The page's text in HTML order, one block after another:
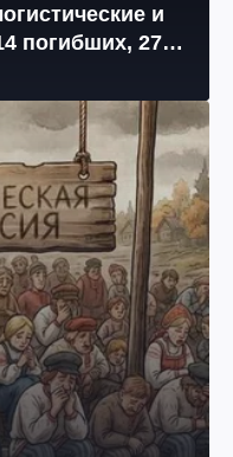
и
погибших, 27